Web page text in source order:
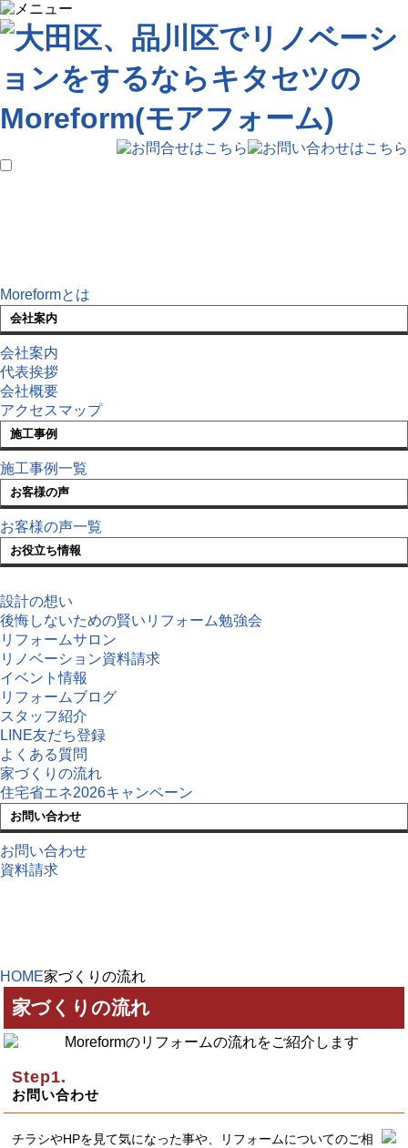
Moreformとは
会社案内
会社案内
代表挨拶
会社概要
アクセスマップ
施工事例
施工事例一覧
お客様の声
お客様の声一覧
お役立ち情報
設計の想い
後悔しないための賢いリフォーム勉強会
リフォームサロン
リノベーション資料請求
イベント情報
リフォームブログ
スタッフ紹介
LINE友だち登録
よくある質問
家づくりの流れ
住宅省エネ2026キャンペーン
お問い合わせ
お問い合わせ
資料請求
HOME家づくりの流れ
家づくりの流れ
お問い合わせ
チラシやHPを見て気になった事や、リフォームについてのご相